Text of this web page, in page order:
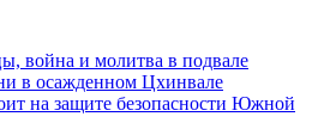
война и молитва в подвале
в осажденном Цхинвале
на защите безопасности Южной